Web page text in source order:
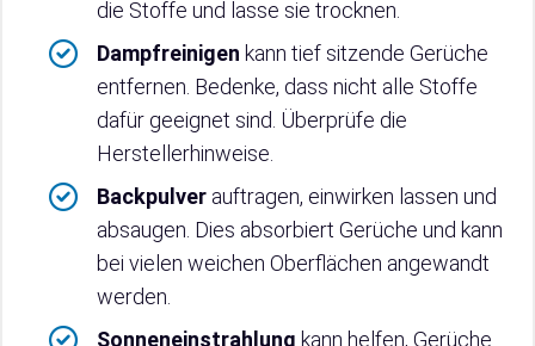
die Stoffe und lasse sie trocknen.
Dampfreinigen kann tief sitzende Gerüche
entfernen. Bedenke, dass nicht alle Stoffe
dafür geeignet sind. Überprüfe die
Herstellerhinweise.
Backpulver auftragen, einwirken lassen und
absaugen. Dies absorbiert Gerüche und kann
bei vielen weichen Oberflächen angewandt
werden.
Sonneneinstrahlung kann helfen, Gerüche